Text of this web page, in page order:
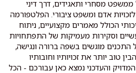
מסחרי ותאגידים, דרך דיני
לזכויות אדם ומשפט ציבורי. הפלטפורמה
הכולל מאמרים מקצועיים, ניתוח
וסקירות מעמיקות של התפתחויות
מוגשים בשפה ברורה ונגישה,
טוב יותר את זכויותיו וחובותיו
והעדכני נמצא כאן עבורכם - הכל